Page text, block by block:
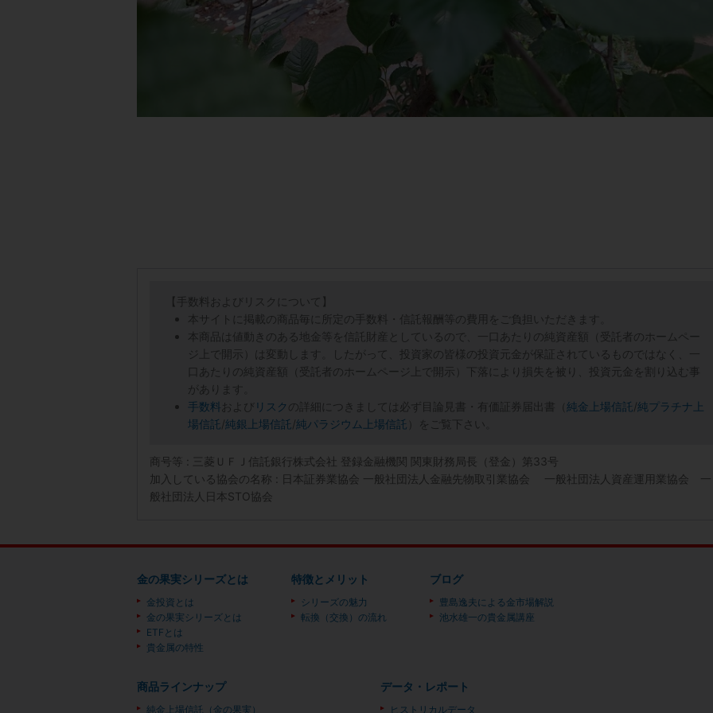
【手数料およびリスクについて】
本サイトに掲載の商品毎に所定の手数料・信託報酬等の費用をご負担いただきます。
本商品は値動きのある地金等を信託財産としているので、一口あたりの純資産額（受託者のホームペー
ジ上で開示）は変動します。したがって、投資家の皆様の投資元金が保証されているものではなく、一
口あたりの純資産額（受託者のホームページ上で開示）下落により損失を被り、投資元金を割り込む事
があります。
手数料 および リスク の詳細につきましては必ず目論見書・有価証券届出書（ 純金上場信託/純プラチナ上
場信託/純銀上場信託/純パラジウム上場信託 ）をご覧下さい。
商号等 : 三菱ＵＦＪ信託銀行株式会社 登録金融機関 関東財務局長（登金）第33号
加入している協会の名称 : 日本証券業協会 一般社団法人金融先物取引業協会 一般社団法人資産運用業協会 一
般社団法人日本STO協会
金の果実シリーズとは
金投資とは
金の果実シリーズとは
ETFとは
貴金属の特性
特徴とメリット
シリーズの魅力
転換（交換）の流れ
ブログ
豊島逸夫による金市場解説
池水雄一の貴金属講座
商品ラインナップ
純金上場信託（金の果実）
データ・レポート
ヒストリカルデータ